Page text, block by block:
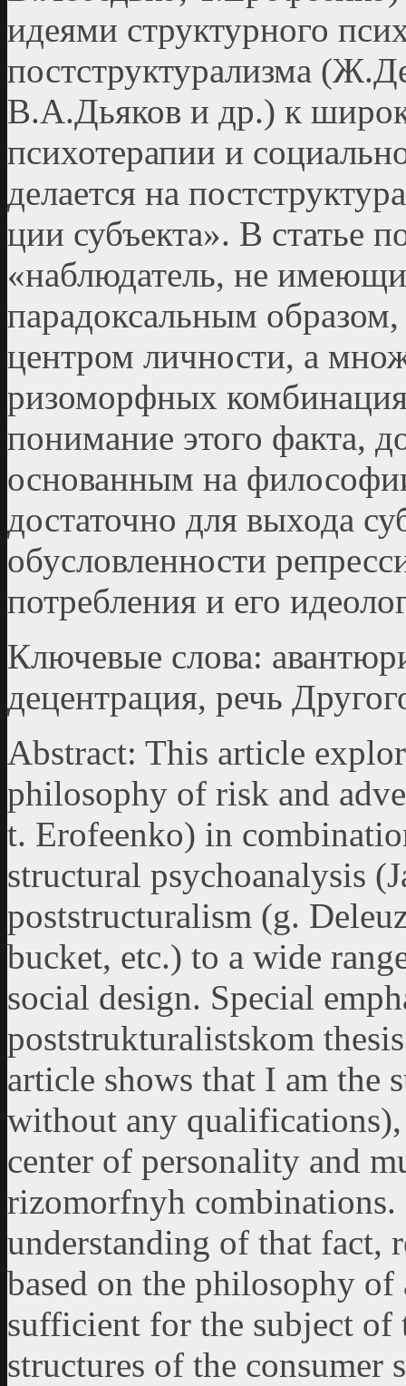
идеями структурного
постструктурализма
В.А.Дьяков и др.) к
психотерапии и
делается на
ции субъекта». В статье
«наблюдатель, не
парадоксальным
центром личности, а
ризоморфных
понимание этого факта,
основанным на
достаточно для выхода
обусловленности
потребления и его
Ключевые слова:
децентрация, речь
Аbstract: This article
philosophy of risk and
t. Erofeenko) in
structural psychoanalysis
poststructuralism (g.
bucket, etc.) to a wide
social design. Special
poststrukturalistskom
article shows that I am the
without any
center of personality and
rizomorfnyh
understanding of that fact,
based on the philosophy of
sufficient for the subject
structures of the consumer